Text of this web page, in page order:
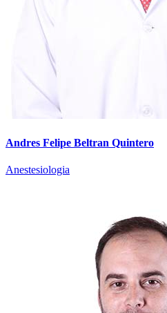
Andres Felipe Beltran Quintero
Anestesiologia